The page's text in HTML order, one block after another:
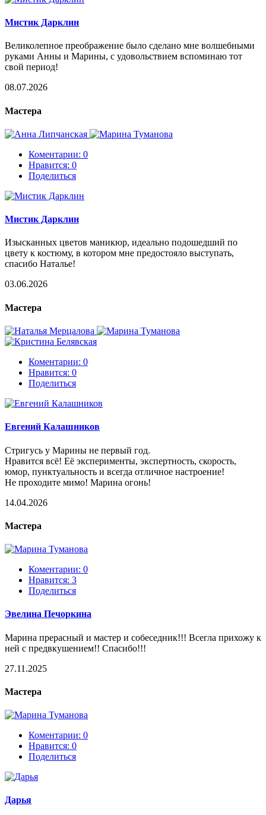
Мистик Дарклин
Великолепное преображение было сделано мне волшебными
руками Анны и Марины, с удовольствием вспоминаю тот
свой период!
08.07.2026
Мастера
Коментарии: 0
Нравится: 0
Поделиться
Мистик Дарклин
Изысканных цветов маникюр, идеально подошедший по
цвету к костюму, в котором мне предостояло выступать,
спасибо Наталье!
03.06.2026
Мастера
Коментарии: 0
Нравится: 0
Поделиться
Евгений Калашников
Стригусь у Марины не первый год.
Нравится всё! Её эксперименты, экспертность, скорость,
юмор, пунктуальность и всегда отличное настроение!
Не проходите мимо! Марина огонь!
14.04.2026
Мастера
Коментарии: 0
Нравится: 3
Поделиться
Эвелина Печоркина
Марина прерасный и мастер и собеседник!!! Всегла прихожу к
ней с предвкушением!! Спасибо!!!
27.11.2025
Мастера
Коментарии: 0
Нравится: 0
Поделиться
Дарья